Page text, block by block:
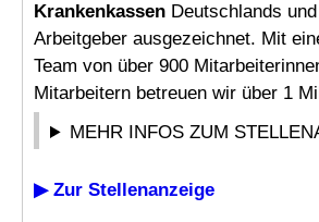
Krankenkassen Deutschlands
Arbeitgeber ausgezeichnet. Mit
Team von über 900
Mitarbeitern betreuen wir über 1
MEHR INFOS ZUM
▶ Zur Stellenanzeige